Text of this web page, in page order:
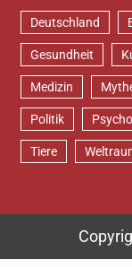
Deutschland
Gesundheit
Medizin
Politik
Tiere